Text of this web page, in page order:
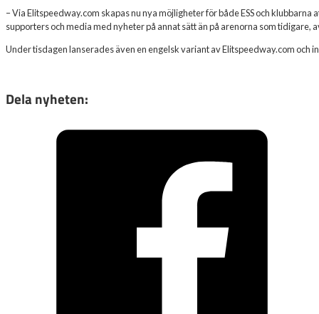
– Via Elitspeedway.com skapas nu nya möjligheter för både ESS och
supporters och media med nyheter på annat sätt än på arenorna som tidigare,
Under tisdagen lanserades även en engelsk variant av Elitspeedway.com och
Dela nyheten: